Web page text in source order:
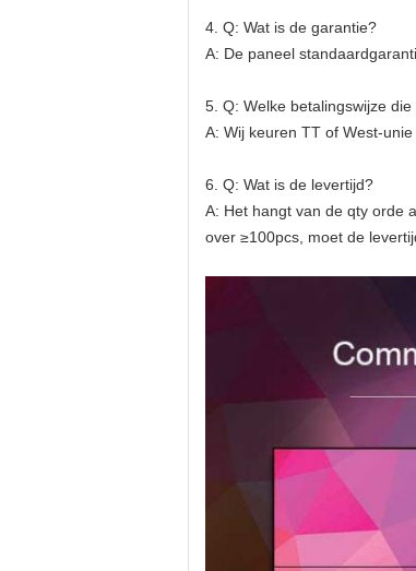
4. Q: Wat is de garantie?
A: De paneel
5. Q: Welke betalingswijze
A: Wij keuren TT of West-
6. Q: Wat is de levertijd?
A: Het hangt van de qty orde
over ≥100pcs, moet de